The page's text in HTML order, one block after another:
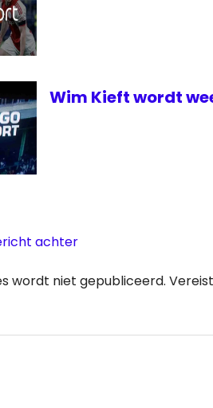
Wim Kieft wordt
achter
wordt niet gepubliceerd.